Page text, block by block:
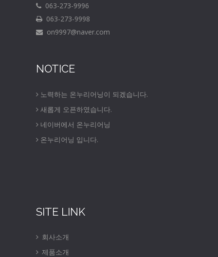
063-273-9996
063-273-9998
on9997@naver.com
NOTICE
노력하는 온누리어닝이 되겠습니다.
새롭게 오픈하였습니다.
네이버에서 온누리어닝
온누리어닝 입니다.
SITE LINK
회사소개
제품소개